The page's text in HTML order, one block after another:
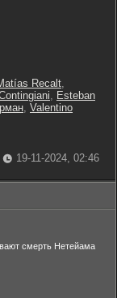
Recalt,
, Esteban
, Valentino
19-11-2024, 02:46
смерть Нетейама